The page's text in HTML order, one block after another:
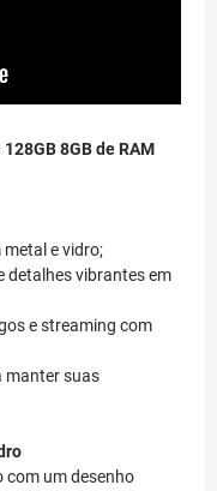
8GB de RAM
e vidro;
detalhes vibrantes em
e streaming com
manter suas
com um desenho